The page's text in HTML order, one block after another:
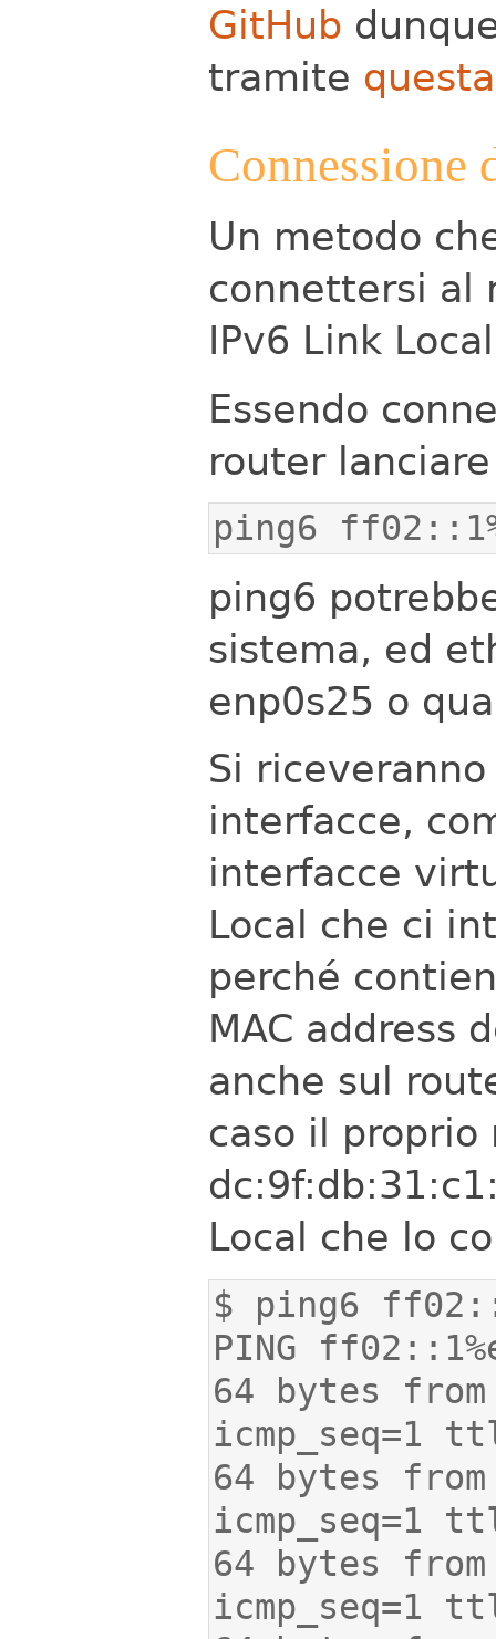
GitHub
tramite
Connessione
Un metodo
connettersi al
IPv6 Link
Essendo
router
ping6
ping6
sistema, ed
enp0s25 o
Si
interfacce,
interfacce
Local che ci
perché
MAC address
anche sul
caso il proprio
Local che lo
64 bytes
64 bytes
64 bytes